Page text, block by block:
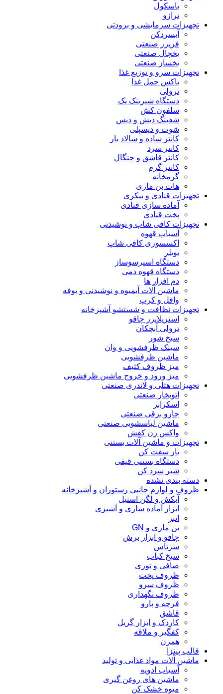
باسکول
ترازو
تجهیزات سرمایشی و برودتی
آبسردکن
فریزر صنعتی
یخچال صنعتی
یخساز صنعتی
تجهیزات سرو و توزیع غذا
باکس حمل غذا
ترولی
دستگاه شیرینک پک
سلفون کش
شفینگ دیش و دیس
شوت و دیسپلی
کانتر ساده و سالاد بار
کانتر سرد
کانتر قاشق و چنگال
کانتر گرم
گرمخانه
هات بن ماری
تجهیزات قنادی و بیکری
آماده سازی قنادی
پخت قنادی
تجهیزات کافی شاپ و نوشیدنی
آسیاب قهوه
اکسسوری کافی شاپ
بویلر
دستگاه اسپرسوساز
دستگاه قهوه دمی
دم افزار ها
ماشین آلات آبمیوه و نوشیدنی و بوفه
وافل و کرپ
تجهیزات نظافت و شستشو آشپزخانه
استریلایزر چاقو
ترولی آبچکان
سیخ شور
سینک ظرفشویی و وان
ماشین ظرفشویی
میز ظروف کثیف
میز ورود و خروج ماشین ظرفشویی
تجهیزات هتلی و لاندری صنعتی
اتوبخار صنعتی
اسکرابر
جارو برقی صنعتی
ماشین لباسشویی صنعتی
واکس زن کفش
تجهیزات و ماشین آلات بستنی
بار سفت کن
دستگاه بستنی قیفی
شیر سرد کن
دسته بندی نشده
ظروف و لوازم جانبی رستوران و آشپزخانه
آبکش و لگن استیل
ابزار آماده سازی و آشپزی
انبر
بن ماری و GN
چاقو و ابزار برش
سرتاس
سیخ کباب
صافی و توری
ظروف پخت
ظروف سرو
ظروف نگهداری
فرچه و پارو
قاشق
کاردک و ابزار گریل
کفگیر و ملاقه
همزن
قالب پیتزا
ماشین آلات مواد غذایی و تولید
آسیاب ادویه
ماشین های روغن گیری
میوه خشک کن